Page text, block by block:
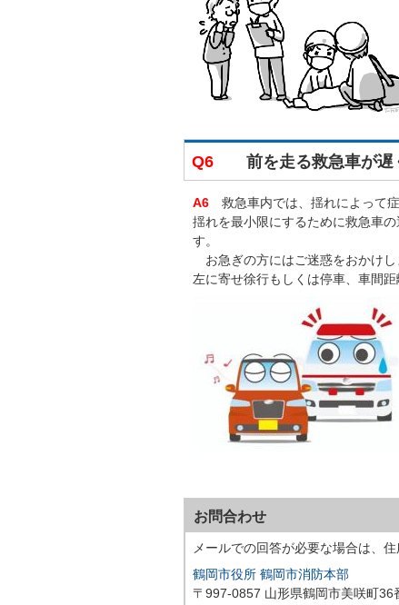
Q6 前を走る救急車が遅
A6 救急車内では、揺れによって
揺れを最小限にするために救急車
す。
お急ぎの方にはご迷惑をおかけし
左に寄せ徐行もしくは停車、車間
お問合わせ
メールでの回答が必要な場合は、
鶴岡市役所 鶴岡市消防本部
〒997-0857 山形県鶴岡市美咲町36